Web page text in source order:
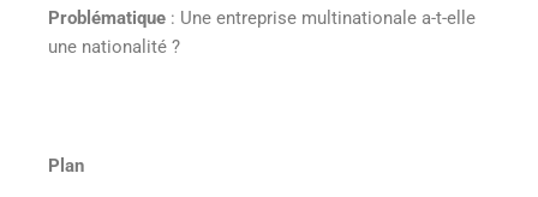
Problématique : Une entreprise multinationale a-t-elle
une nationalité ?
Plan